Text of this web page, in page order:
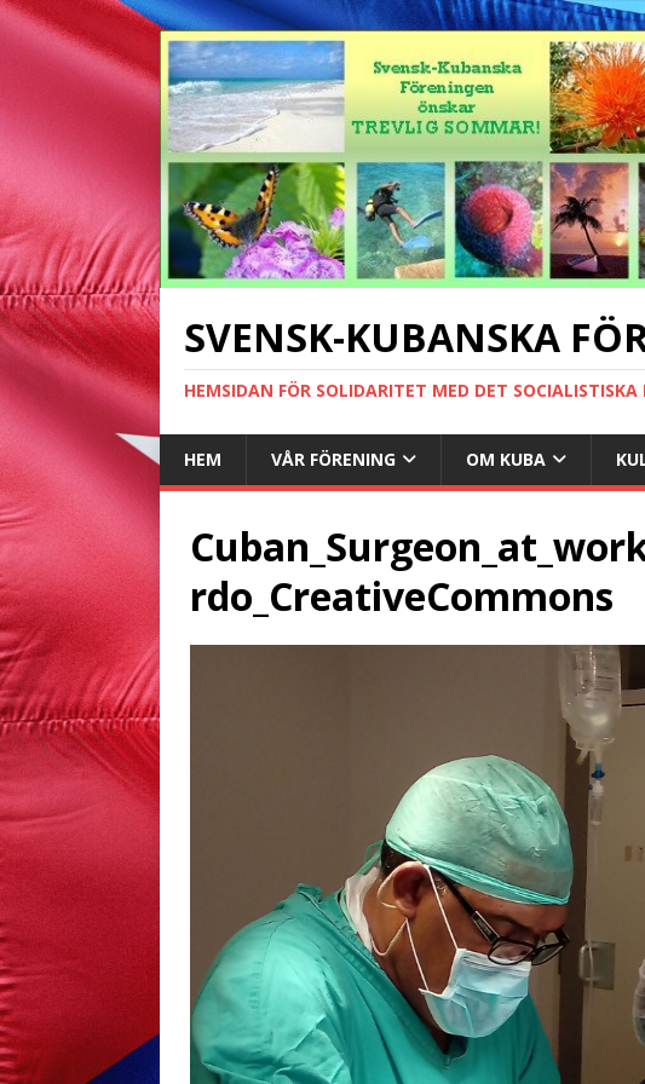
SVENSK-KUBANSKA
HEMSIDAN FÖR SOLIDARITET MED DET
HEM VÅR FÖRENING OM KUBA
rdo_CreativeCommons